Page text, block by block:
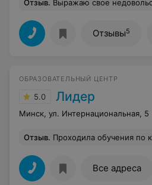
Отзыв. Выражаю свое недовольство и досаду по отношению к учеб. Центру! Да, сотрудники вежливы, но этого мало! Я хотела попасть на курсы Флористики еще весной 2017. Подписала договор, но группа не собралась. Ладно, бывает такое. Во второй раз, я хотела попасть на определенные темы вечернего курса Флористики. Я
Отзывы5
ОБРАЗОВАТЕЛЬНЫЙ ЦЕНТР
5.0 Лидер
Минск, ул. Интернациональная, 5
Отзыв. Проходила обучения по курсу дизайн интерьера. Все
Все адреса